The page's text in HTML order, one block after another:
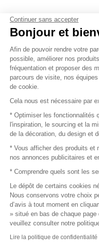
© 2016 –
Continuer sans accepter
Bonjour et
Afin de pouvoir rendre votre
possible, améliorer nos
fréquentation et proposer des
parcours de visite, nos
de cookie.
Cela nous est nécessaire par
* Optimiser les fonctionnalités
l'inspiration, le sourcing et la
de la décoration, du design et
* Vous afficher des produits et
nos annonces publicitaires et
* Comprendre quels sont les
Le dépôt de certains cookies
Nous conservons votre choix
d’avis à tout moment en
» situé en bas de chaque page
veuillez consulter notre
Lire la politique de confidentialité